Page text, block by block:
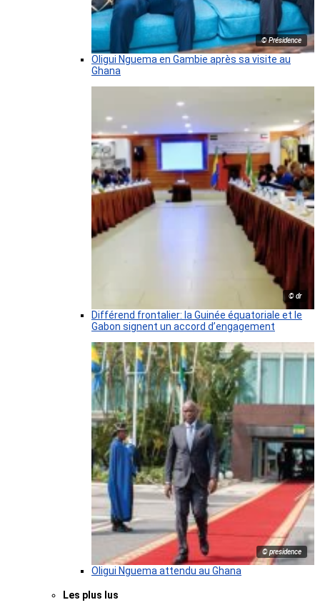
© Présidence
Oligui Nguema en Gambie après sa visite au
Ghana
© dr
Différend frontalier: la Guinée équatoriale et le
Gabon signent un accord d’engagement
© presidence
Oligui Nguema attendu au Ghana
Les plus lus